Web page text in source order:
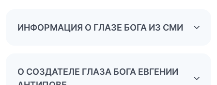
ИНФОРМАЦИЯ О ГЛАЗЕ БОГА ИЗ СМИ
О СОЗДАТЕЛЕ ГЛАЗА БОГА ЕВГЕНИИ